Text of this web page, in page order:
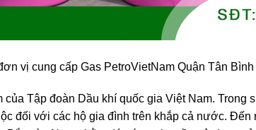
vị cung cấp Gas PetroVietNam Quận Tân Bình
của Tập đoàn Dầu khí quốc gia Việt Nam. Trong
đối với các hộ gia đình trên khắp cả nước. Đến